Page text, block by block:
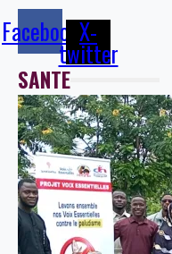
FacebookX-
twitter
SANTE